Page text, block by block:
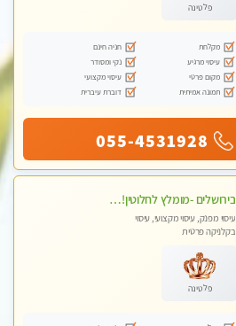
פלטינה
מקלחת
חניה חינם
עיסוי מרגיע
נקי ומסודר
מקום פרטי
עיסוי מקצועי
תמונה אמיתית
דוברת עיברית
055-4531928
בירושלים -מומלץ לחלוטין!!כל סוגי העיסויים מעסה מקצועית ואיכותית פרטי!!!
עיסוי מפנק, עיסוי מקצועי, עיסוי
בקלניקה פרטית
פלטינה